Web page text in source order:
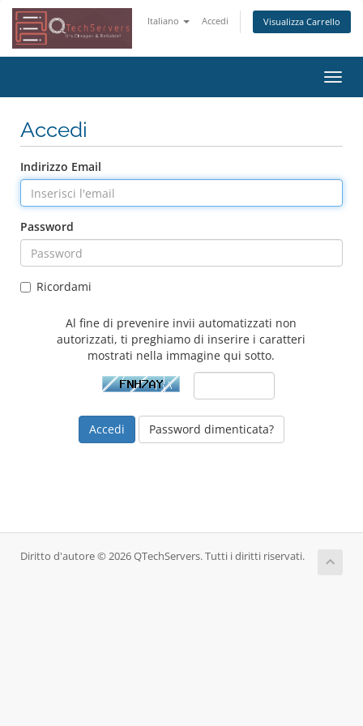
Italiano Accedi Visualizza Carrello
Attiva
Accedi
Indirizzo Email
Password
Ricordami
Al fine di prevenire invii automatizzati non
autorizzati, ti preghiamo di inserire i caratteri
mostrati nella immagine qui sotto.
Password dimenticata?
Diritto d'autore © 2026 QTechServers. Tutti i diritti riservati.